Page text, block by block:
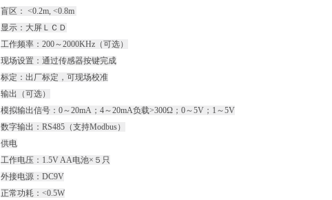
盲区： <0.2m, <0.8m
显示：大屏ＬＣＤ
工作频率：200～2000KHz（可选）
现场设置：通过传感器按键完成
标定：出厂标定，可现场校准
输出（可选）
模拟输出信号：0～20mA；4～20mA负载>300Ω；0～5V；1～5V
数字输出：RS485（支持Modbus）
供电
工作电压：1.5V AA电池×５只
外接电源：DC9V
正常功耗：<0.5W